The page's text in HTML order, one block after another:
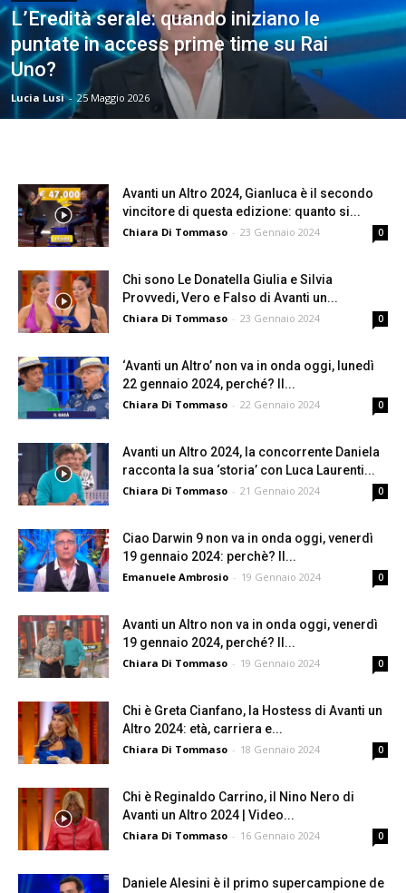
L’Eredità serale: quando iniziano le
puntate in access prime time su Rai
Uno?
Lucia Lusi - 25 Maggio 2026
Avanti un Altro 2024, Gianluca è il secondo
vincitore di questa edizione: quanto si...
Chiara Di Tommaso - 23 Gennaio 2024 0
Chi sono Le Donatella Giulia e Silvia
Provvedi, Vero e Falso di Avanti un...
Chiara Di Tommaso - 23 Gennaio 2024 0
‘Avanti un Altro’ non va in onda oggi, lunedì
22 gennaio 2024, perché? Il...
Chiara Di Tommaso - 22 Gennaio 2024 0
Avanti un Altro 2024, la concorrente Daniela
racconta la sua ‘storia’ con Luca Laurenti...
Chiara Di Tommaso - 21 Gennaio 2024 0
Ciao Darwin 9 non va in onda oggi, venerdì
19 gennaio 2024: perchè? Il...
Emanuele Ambrosio - 19 Gennaio 2024 0
Avanti un Altro non va in onda oggi, venerdì
19 gennaio 2024, perché? Il...
Chiara Di Tommaso - 19 Gennaio 2024 0
Chi è Greta Cianfano, la Hostess di Avanti un
Altro 2024: età, carriera e...
Chiara Di Tommaso - 18 Gennaio 2024 0
Chi è Reginaldo Carrino, il Nino Nero di
Avanti un Altro 2024 | Video...
Chiara Di Tommaso - 16 Gennaio 2024 0
Daniele Alesini è il primo supercampione de